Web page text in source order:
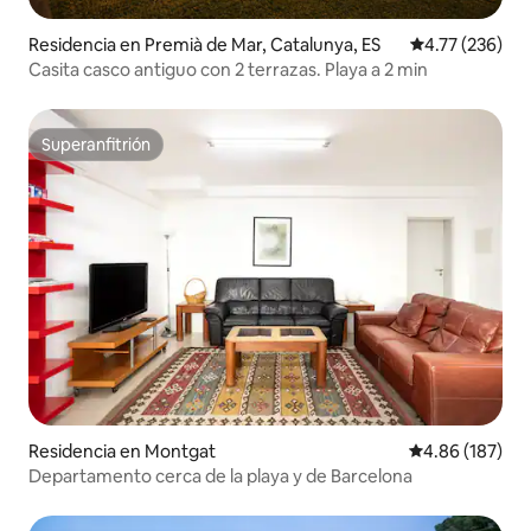
Residencia en Premià de Mar, Catalunya, ES Calificación
4.77 (236)
Casita casco antiguo con 2 terrazas. Playa a 2 min
Superanfitrión
Superanfitrión
Residencia en Montgat Calificación
4.86 (187)
Departamento cerca de la playa y de Barcelona